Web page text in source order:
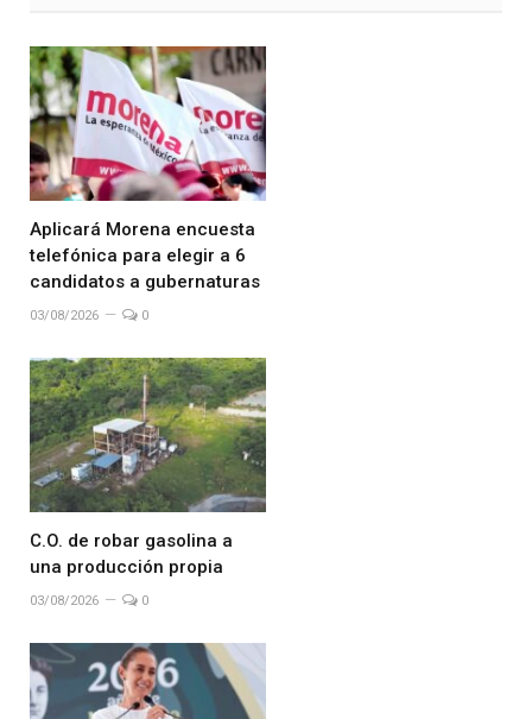
Aplicará Morena encuesta
telefónica para elegir a 6
candidatos a gubernaturas
03/08/2026 0
C.O. de robar gasolina a
una producción propia
03/08/2026 0